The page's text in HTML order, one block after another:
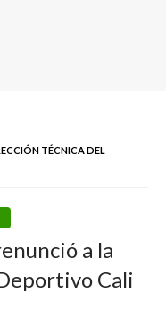
TÉCNICA DEL
a la
Cali